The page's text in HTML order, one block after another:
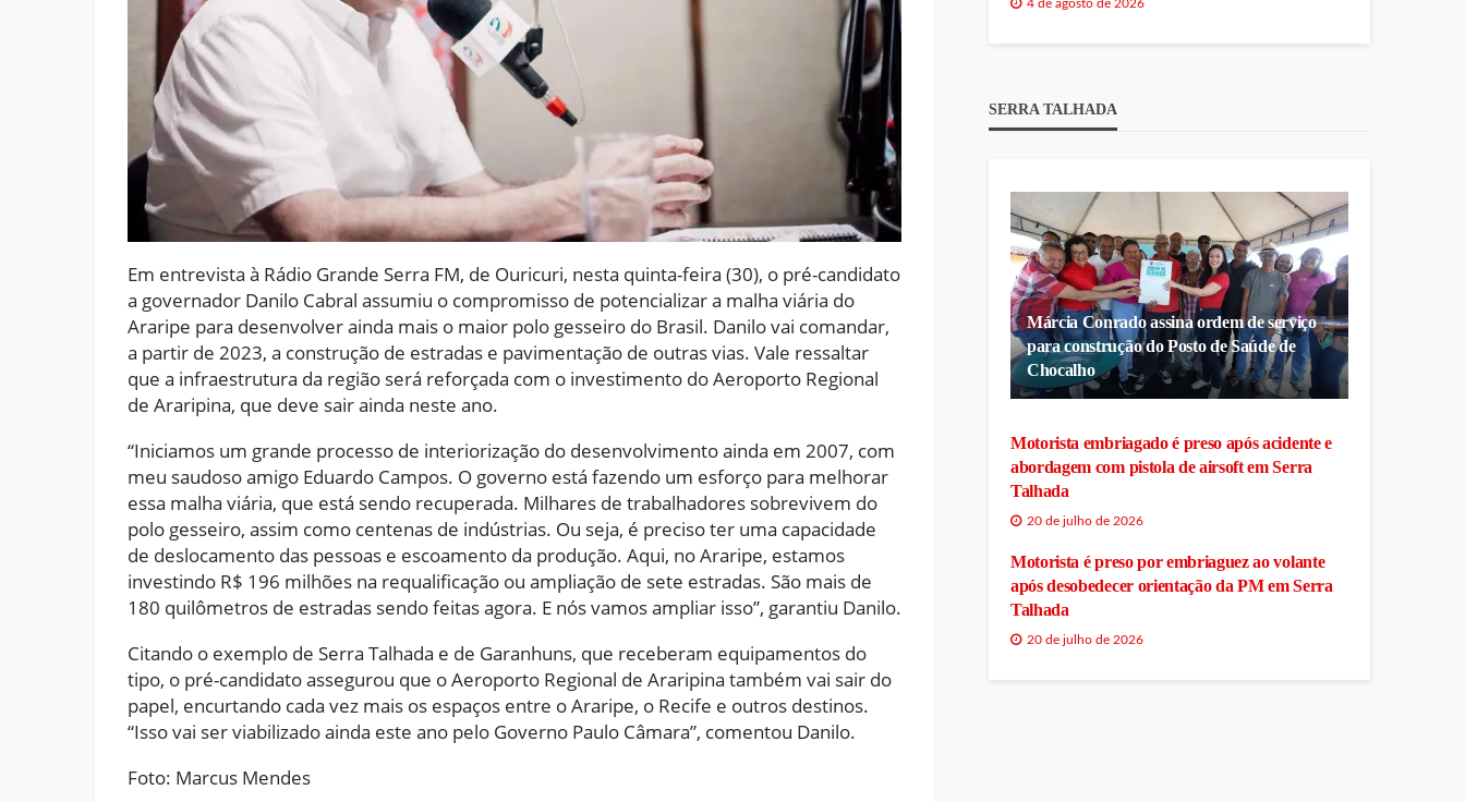
Em entrevista à Rádio Grande Serra FM, de Ouricuri, nesta quinta-feira (30), o pré-candidato
a governador Danilo Cabral assumiu o compromisso de potencializar a malha viária do
Araripe para desenvolver ainda mais o maior polo gesseiro do Brasil. Danilo vai comandar,
a partir de 2023, a construção de estradas e pavimentação de outras vias. Vale ressaltar
que a infraestrutura da região será reforçada com o investimento do Aeroporto Regional
de Araripina, que deve sair ainda neste ano.
“Iniciamos um grande processo de interiorização do desenvolvimento ainda em 2007, com
meu saudoso amigo Eduardo Campos. O governo está fazendo um esforço para melhorar
essa malha viária, que está sendo recuperada. Milhares de trabalhadores sobrevivem do
polo gesseiro, assim como centenas de indústrias. Ou seja, é preciso ter uma capacidade
de deslocamento das pessoas e escoamento da produção. Aqui, no Araripe, estamos
investindo R$ 196 milhões na requalificação ou ampliação de sete estradas. São mais de
180 quilômetros de estradas sendo feitas agora. E nós vamos ampliar isso”, garantiu Danilo.
Citando o exemplo de Serra Talhada e de Garanhuns, que receberam equipamentos do
tipo, o pré-candidato assegurou que o Aeroporto Regional de Araripina também vai sair do
papel, encurtando cada vez mais os espaços entre o Araripe, o Recife e outros destinos.
“Isso vai ser viabilizado ainda este ano pelo Governo Paulo Câmara”, comentou Danilo.
Foto: Marcus Mendes
4 de agosto de 2026
SERRA TALHADA
Márcia Conrado assina ordem de serviço
para construção do Posto de Saúde de
Chocalho
Motorista embriagado é preso após acidente e
abordagem com pistola de airsoft em Serra
Talhada
20 de julho de 2026
Motorista é preso por embriaguez ao volante
após desobedecer orientação da PM em Serra
Talhada
20 de julho de 2026